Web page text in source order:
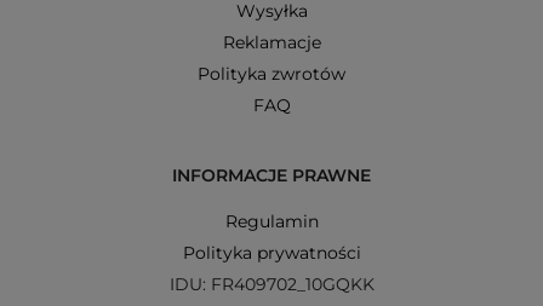
Wysyłka
Reklamacje
Polityka zwrotów
FAQ
INFORMACJE PRAWNE
Regulamin
Polityka prywatności
IDU: FR409702_10GQKK